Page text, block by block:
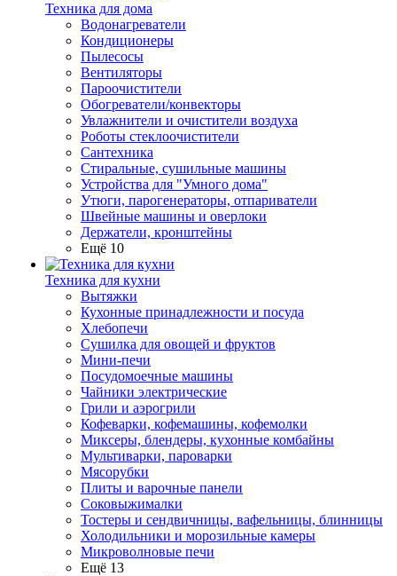
Техника для дома
Водонагреватели
Кондиционеры
Пылесосы
Вентиляторы
Пароочистители
Обогреватели/конвекторы
Увлажнители и очистители воздуха
Роботы стеклоочистители
Сантехника
Стиральные, сушильные машины
Устройства для "Умного дома"
Утюги, парогенераторы, отпариватели
Швейные машины и оверлоки
Держатели, кронштейны
Ещё 10
Техника для кухни
Вытяжки
Кухонные принадлежности и посуда
Хлебопечи
Сушилка для овощей и фруктов
Мини-печи
Посудомоечные машины
Чайники электрические
Грили и аэрогрили
Кофеварки, кофемашины, кофемолки
Миксеры, блендеры, кухонные комбайны
Мультиварки, пароварки
Мясорубки
Плиты и варочные панели
Соковыжималки
Тостеры и сендвичницы, вафельницы, блинницы
Холодильники и морозильные камеры
Микроволновые печи
Ещё 13